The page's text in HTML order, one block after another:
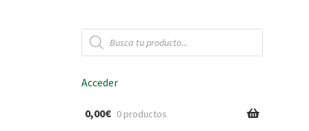
Búsqueda
de
productos
Acceder
0,00€ 0 productos